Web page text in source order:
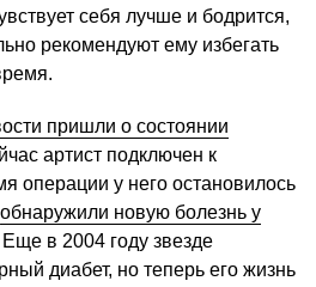
себя лучше и бодрится,
рекомендуют ему избегать
пришли о состоянии
артист подключен к
операции у него остановилось
обнаружили новую болезнь у
Еще в 2004 году звезде
диабет, но теперь его жизнь